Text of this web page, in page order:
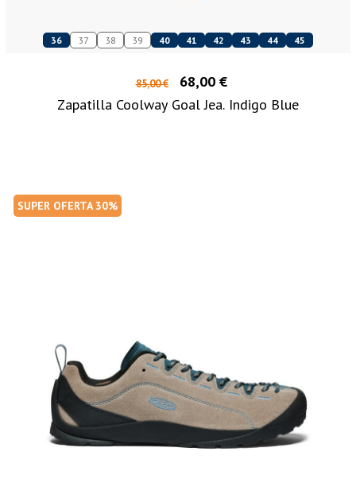
36 37 38 39 40 41 42 43 44 45
85,00 €
68,00 €
Zapatilla Coolway Goal Jea. Indigo Blue
SUPER OFERTA 30%